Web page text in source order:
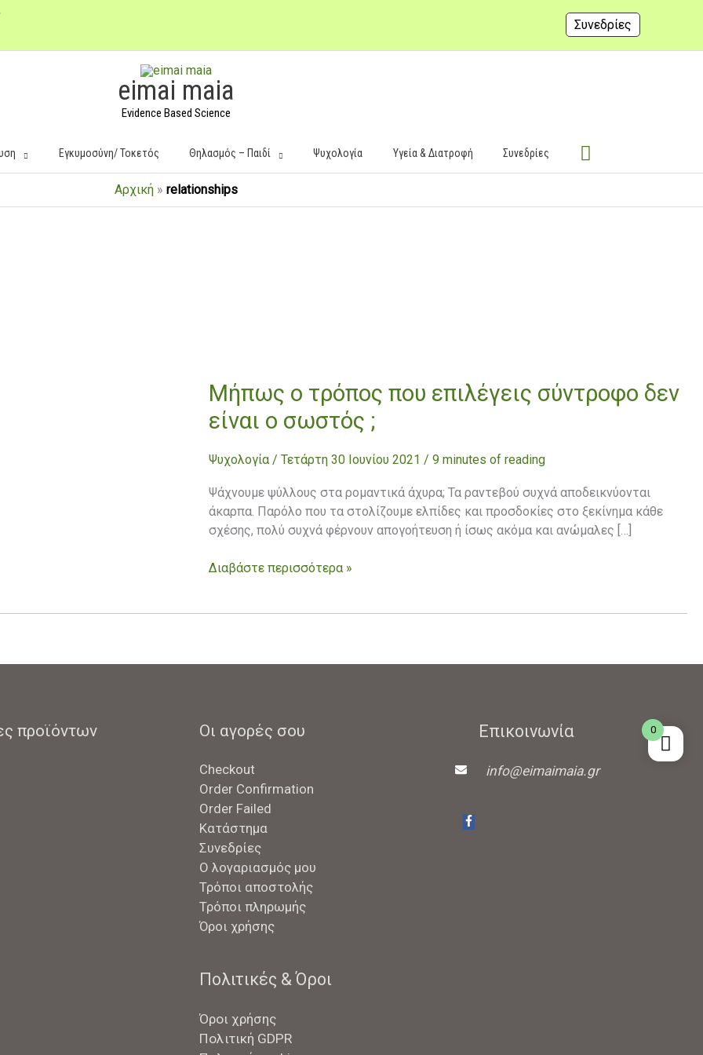
Συνεδρίες
eimai maia
Evidence Based Science
Εγκυμοσύνη/ Τοκετός Θηλασμός – Παιδί Ψυχολογία Υγεία & Διατροφή Συνεδρίες
Αρχική» relationships
Μήπως ο τρόπος που επιλέγεις σύντροφο δεν
είναι ο σωστός ;
Ψυχολογία / Τετάρτη 30 Ιουνίου 2021 / 9 minutes of reading
Ψάχνουμε ψύλλους στα ρομαντικά άχυρα; Τα ραντεβού συχνά αποδεικνύονται
άκαρπα. Παρόλο που τα στολίζουμε ελπίδες και προσδοκίες στο ξεκίνημα κάθε
σχέσης, πολύ συχνά φέρνουν απογοήτευση ή ίσως ακόμα και ανώμαλες […]
Μήπως
τρόπος
επιλέγεις
δεν
είναι
ο
;
Διαβάστε περισσότερα »
προϊόντων Οι αγορές σου
Checkout
Order Confirmation
Order Failed
Κατάστημα
Συνεδρίες
Ο λογαριασμός μου
Τρόποι αποστολής
Τρόποι πληρωμής
Όροι χρήσης
Πολιτικές & Όροι
Όροι χρήσης
Πολιτική GDPR
Επικοινωνία
info@eimaimaia.gr
0